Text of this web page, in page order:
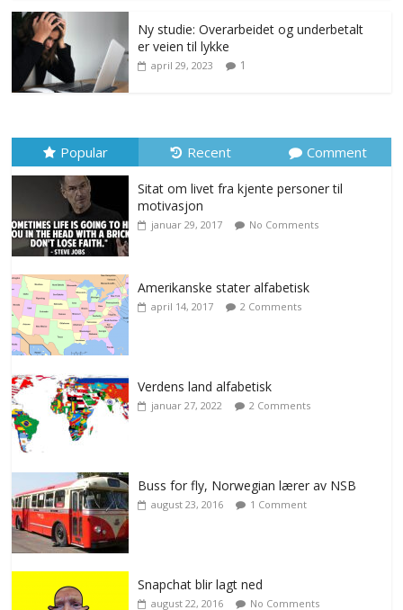
Ny studie: Overarbeidet og underbetalt
er veien til lykke
april 29, 2023 1
Popular Recent Comment
Sitat om livet fra kjente personer til
motivasjon
januar 29, 2017 No Comments
Amerikanske stater alfabetisk
april 14, 2017 2 Comments
Verdens land alfabetisk
januar 27, 2022 2 Comments
Buss for fly, Norwegian lærer av NSB
august 23, 2016 1 Comment
Snapchat blir lagt ned
august 22, 2016 No Comments